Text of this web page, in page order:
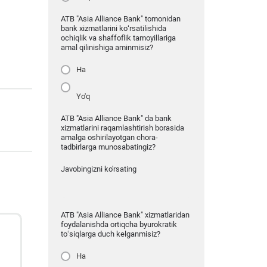
ATB "Asia Alliance Bank" tomonidan
bank xizmatlarini ko‘rsatilishida
ochiqlik va shaffoflik tamoyillariga
amal qilinishiga aminmisiz?
Ha
Yo'q
ATB "Asia Alliance Bank" da bank
xizmatlarini raqamlashtirish borasida
amalga oshirilayotgan chora-
tadbirlarga munosabatingiz?
Javobingizni ko'rsating
ATB "Asia Alliance Bank" xizmatlaridan
foydalanishda ortiqcha byurokratik
to‘siqlarga duch kelganmisiz?
Ha